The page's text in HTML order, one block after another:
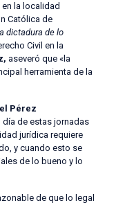
la localidad
Católica de
dictadura de lo
Civil en la
aseveró que «la
herramienta de la
Pérez
de estas jornadas
jurídica requiere
y cuando esto se
de lo bueno y lo
de que lo legal